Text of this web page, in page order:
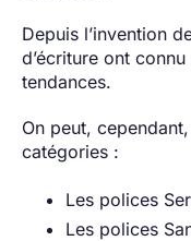
Depuis l’invention
d’écriture ont
tendances.
On peut,
catégories :
Les polices
Les polices